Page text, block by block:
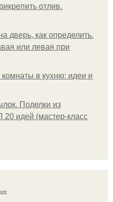
отлив.
дверь, как определить.
или левая при
в кухню: идеи и
Поделки из
20 идей (мастер-класс